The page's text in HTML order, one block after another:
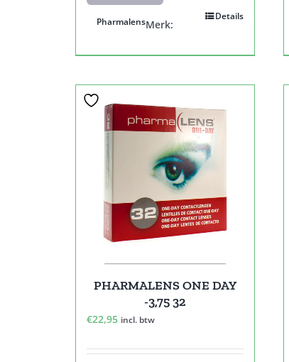
Details
Merk:
Pharmalens
PHARMALENS ONE DAY
-3,75 32
€22,95 incl. btw